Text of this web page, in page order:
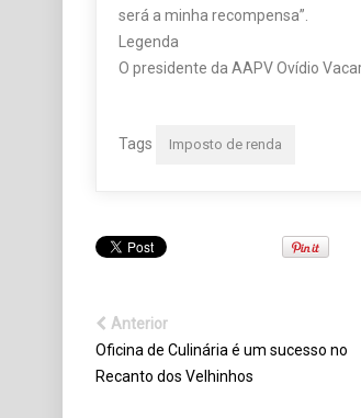
será a minha recompensa”.
Legenda
O presidente da AAPV Ovídio
Tags Imposto de renda
Anterior
Oficina de Culinária é um sucesso no
Recanto dos Velhinhos